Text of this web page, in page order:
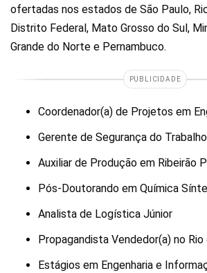
ofertadas nos estados de São Paulo,
Distrito Federal, Mato Grosso do Sul,
Grande do Norte e Pernambuco.
PUBLICIDADE
Coordenador(a) de Projetos em
Gerente de Segurança do
Auxiliar de Produção em Ribeirão
Pós-Doutorando em Química
Analista de Logística Júnior
Propagandista Vendedor(a) no
Estágios em Engenharia e